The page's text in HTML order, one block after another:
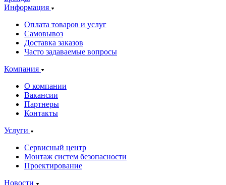
Информация
Оплата товаров и услуг
Самовывоз
Доставка заказов
Часто задаваемые вопросы
Компания
О компании
Вакансии
Партнеры
Контакты
Услуги
Сервисный центр
Монтаж систем безопасности
Проектирование
Новости